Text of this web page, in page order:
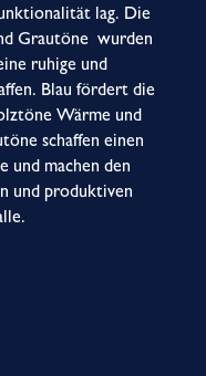
lag. Die
Grautöne wurden
ruhige und
Blau fördert die
Wärme und
schaffen einen
und machen den
und produktiven